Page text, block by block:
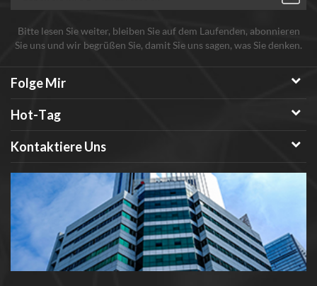
Bitte lesen Sie weiter, bleiben Sie auf dem Laufenden, abonnieren
Sie uns und wir begrüßen Sie, damit Sie uns sagen, was Sie denken.
Folge Mir
Hot-Tag
Kontaktiere Uns